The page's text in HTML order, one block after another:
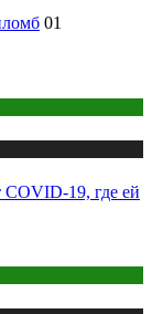
01
COVID-19, где ей